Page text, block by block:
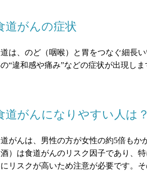
道がんの症状
は、のど（咽喉）と胃をつなぐ細長い
“違和感や痛み”などの症状が出現し
道がんになりやすい人は？
がんは、男性の方が女性の約5倍もか
酒）は食道がんのリスク因子であり、
リスクが高いため注意が必要です。